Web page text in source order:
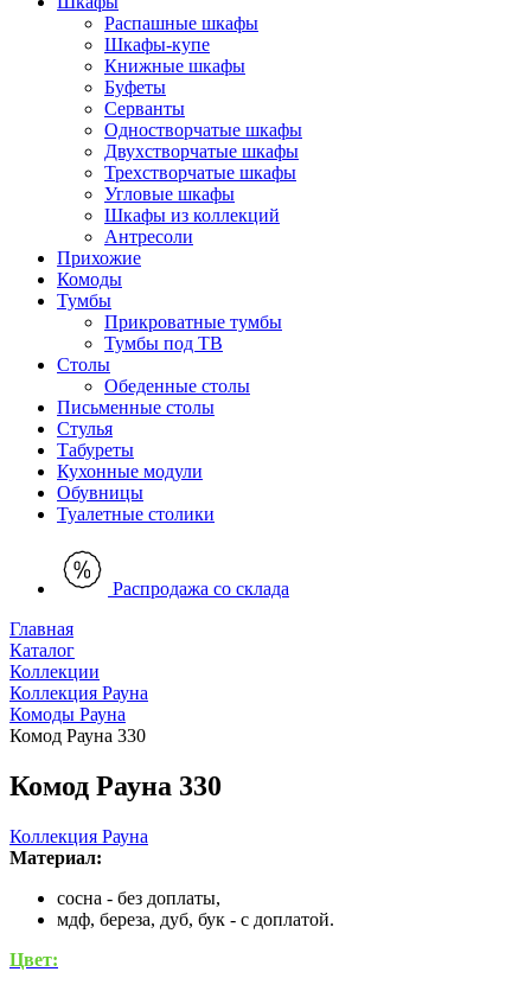
Распашные шкафы
Шкафы-купе
Книжные шкафы
Буфеты
Серванты
Одностворчатые шкафы
Двухстворчатые шкафы
Трехстворчатые шкафы
Угловые шкафы
Шкафы из коллекций
Антресоли
Прихожие
Комоды
Тумбы
Прикроватные тумбы
Тумбы под ТВ
Столы
Обеденные столы
Письменные столы
Стулья
Табуреты
Кухонные модули
Обувницы
Туалетные столики
Распродажа со склада
Главная
Каталог
Коллекции
Коллекция Рауна
Комоды Рауна
Комод Рауна 330
Комод Рауна 330
Коллекция Рауна
Материал:
сосна - без доплаты,
мдф, береза, дуб, бук - с доплатой.
Цвет: